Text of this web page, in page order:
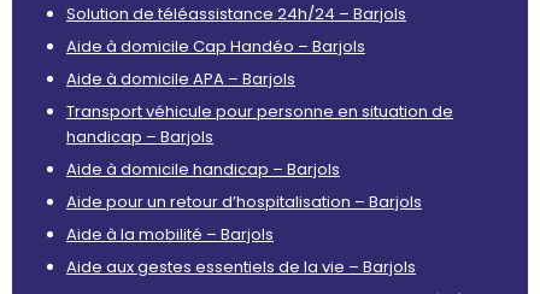
Solution de téléassistance 24h/24 – Barjols
Aide à domicile Cap Handéo – Barjols
Aide à domicile APA – Barjols
Transport véhicule pour personne en situation de
handicap – Barjols
Aide à domicile handicap – Barjols
Aide pour un retour d’hospitalisation – Barjols
Aide à la mobilité – Barjols
Aide aux gestes essentiels de la vie – Barjols